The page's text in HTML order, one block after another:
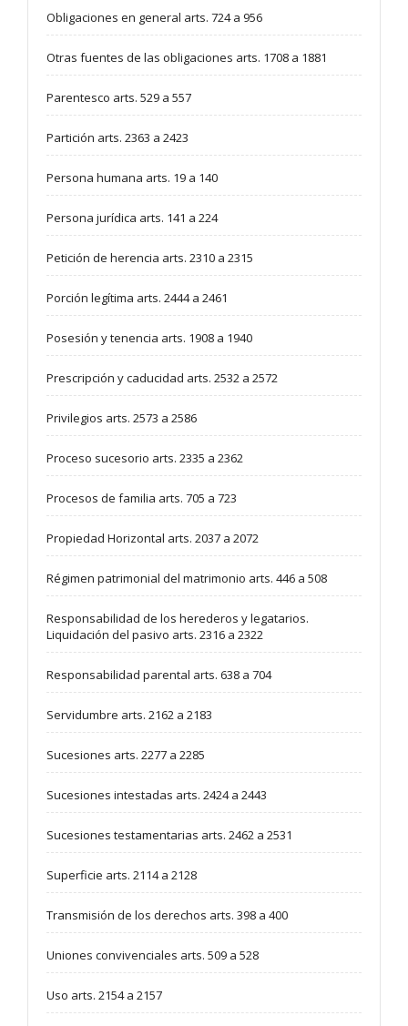
Obligaciones en general arts. 724 a 956
Otras fuentes de las obligaciones arts. 1708 a 1881
Parentesco arts. 529 a 557
Partición arts. 2363 a 2423
Persona humana arts. 19 a 140
Persona jurídica arts. 141 a 224
Petición de herencia arts. 2310 a 2315
Porción legítima arts. 2444 a 2461
Posesión y tenencia arts. 1908 a 1940
Prescripción y caducidad arts. 2532 a 2572
Privilegios arts. 2573 a 2586
Proceso sucesorio arts. 2335 a 2362
Procesos de familia arts. 705 a 723
Propiedad Horizontal arts. 2037 a 2072
Régimen patrimonial del matrimonio arts. 446 a 508
Responsabilidad de los herederos y legatarios.
Liquidación del pasivo arts. 2316 a 2322
Responsabilidad parental arts. 638 a 704
Servidumbre arts. 2162 a 2183
Sucesiones arts. 2277 a 2285
Sucesiones intestadas arts. 2424 a 2443
Sucesiones testamentarias arts. 2462 a 2531
Superficie arts. 2114 a 2128
Transmisión de los derechos arts. 398 a 400
Uniones convivenciales arts. 509 a 528
Uso arts. 2154 a 2157